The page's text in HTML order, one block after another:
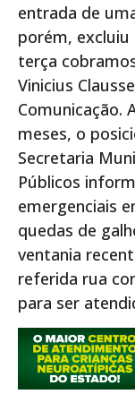
entrada de
porém, excluiu
terça
Vinicius
Comunicação.
meses, o
Secretaria
Públicos
emergenciais
quedas de
ventania
referida rua
para ser